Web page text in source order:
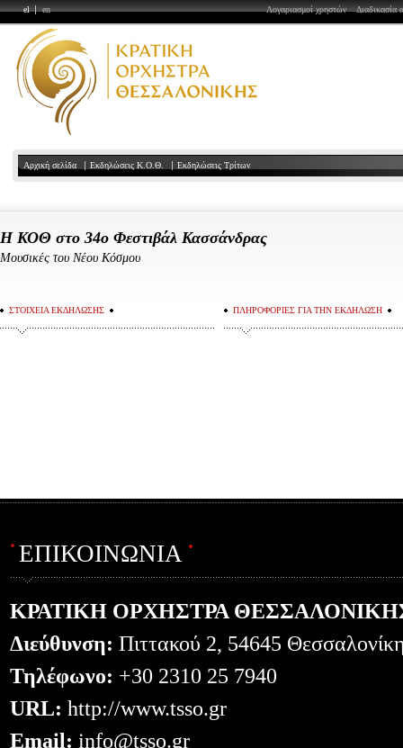
en
el Διαδικασία
Λογαριασμοί χρηστών
Αρχική σελίδα Εκδηλώσεις Κ.Ο.Θ. Εκδηλώσεις Τρίτων
Η ΚΟΘ στο 34ο Φεστιβάλ Κασσάνδρας
Μουσικές του Νέου Κόσμου
ΣΤΟΙΧΕΙΑ ΕΚΔΗΛΩΣΗΣ ΠΛΗΡΟΦΟΡΙΕΣ ΓΙΑ ΤΗΝ ΕΚΔΗΛΩΣΗ
ΕΠΙΚΟΙΝΩΝΙΑ
ΚΡΑΤΙΚΗ ΟΡΧΗΣΤΡΑ
Διεύθυνση: Πιττακού 2, 54645
Τηλέφωνο: +30 2310 25 7940
URL: http://www.tsso.gr
Email: info@tsso.gr